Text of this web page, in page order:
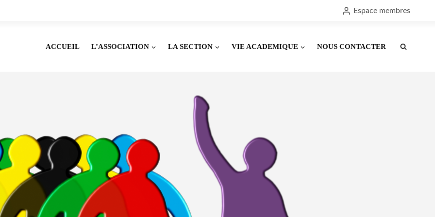
Espace membres
ACCUEIL L’ASSOCIATION LA SECTION VIE ACADEMIQUE NOUS CONTACTER